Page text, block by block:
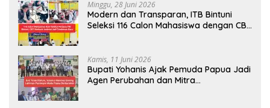
Minggu, 28 Juni 2026
Modern dan Transparan, ITB Bintuni
Seleksi 116 Calon Mahasiswa dengan CBT
Kamis, 11 Juni 2026
Bupati Yohanis Ajak Pemuda Papua Jadi
Agen Perubahan dan Mitra